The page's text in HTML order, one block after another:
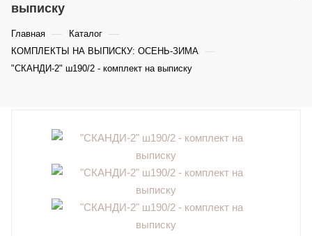
выписку
Главная — Каталог —
КОМПЛЕКТЫ НА ВЫПИСКУ: ОСЕНЬ-ЗИМА —
"СКАНДИ-2" ш190/2 - комплект на выписку